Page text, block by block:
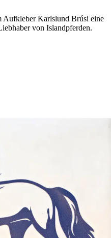
Aufkleber Karlslund Brúsi eine
von Islandpferden.